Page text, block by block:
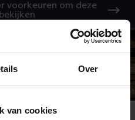
Over
van cookies
een defecte trein
voorkeuren om deze